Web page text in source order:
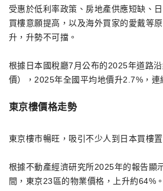
受惠於低利率政策、房地產供應短缺、
買樓意願提高，以及海外買家的愛戴等
升，升勢不可擋。
根據日本國稅廳7月公布的2025年道路
價），2025年全國平均地價升2.7%，連
東京樓價格走勢
東京樓市暢旺，吸引不少人到日本買樓置
根據不動產經濟研究所2025年的報告顯
間，東京23區的物業價格，上升約64%。